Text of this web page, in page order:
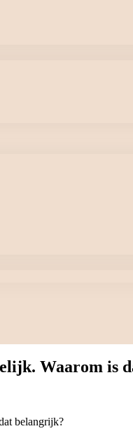
Waarom is
belangrijk?